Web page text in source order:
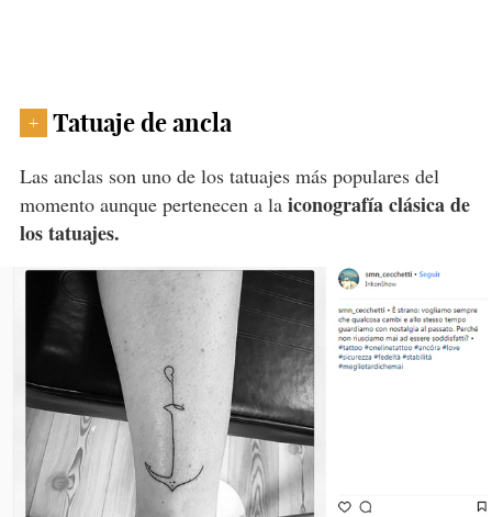
+ Tatuaje de ancla
Las anclas son uno de los tatuajes más populares del
momento aunque pertenecen a la iconografía clásica de
los tatuajes.